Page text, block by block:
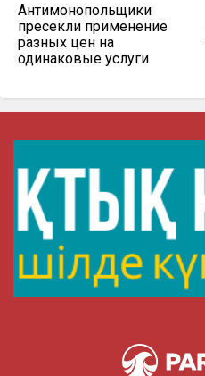
Антимонопольщики
пресекли применение
разных цен на
одинаковые услуги